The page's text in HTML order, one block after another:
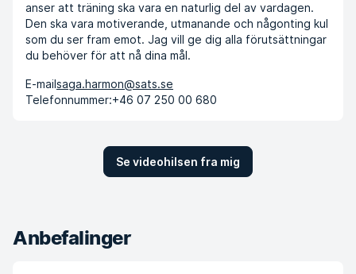
anser att träning ska vara en naturlig del av vardagen.
Den ska vara motiverande, utmanande och någonting kul
som du ser fram emot. Jag vill ge dig alla förutsättningar
du behöver för att nå dina mål.
E-mailsaga.harmon@sats.se
Telefonnummer:+46 07 250 00 680
Se videohilsen fra mig
Anbefalinger